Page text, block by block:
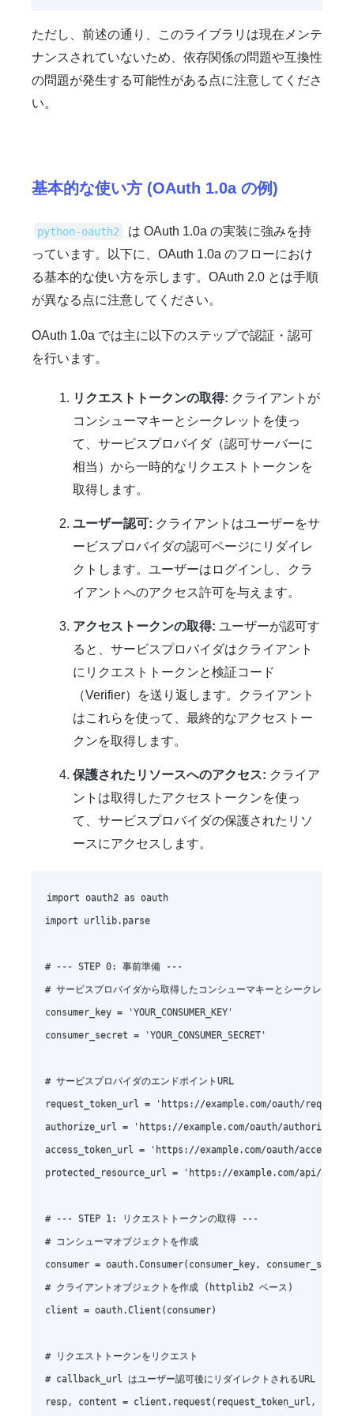
ただし、前述の通り、このライブラリは現在メンテ
ナンスされていないため、依存関係の問題や互換性
の問題が発生する可能性がある点に注意してくださ
い。
基本的な使い方 (OAuth 1.0a の例)
python-oauth2
は OAuth 1.0a の実装に強みを持
っています。以下に、OAuth 1.0a のフローにおけ
る基本的な使い方を示します。OAuth 2.0 とは手順
が異なる点に注意してください。
OAuth 1.0a では主に以下のステップで認証・認可
を行います。
リクエストトークンの取得: クライアントが
コンシューマキーとシークレットを使っ
て、サービスプロバイダ（認可サーバーに
相当）から一時的なリクエストトークンを
取得します。
ユーザー認可: クライアントはユーザーをサ
ービスプロバイダの認可ページにリダイレ
クトします。ユーザーはログインし、クラ
イアントへのアクセス許可を与えます。
アクセストークンの取得: ユーザーが認可す
ると、サービスプロバイダはクライアント
にリクエストトークンと検証コード
（Verifier）を送り返します。クライアント
はこれらを使って、最終的なアクセストー
クンを取得します。
保護されたリソースへのアクセス: クライア
ントは取得したアクセストークンを使っ
て、サービスプロバイダの保護されたリソ
ースにアクセスします。
import oauth2 as oauth
import urllib.parse
# --- STEP 0: 事前準備 ---
# サービスプロバイダから取得したコンシューマキーとシークレット
consumer_key = 'YOUR_CONSUMER_KEY'
consumer_secret = 'YOUR_CONSUMER_SECRET'
# サービスプロバイダのエンドポイントURL
request_token_url = 'https://example.com/oauth/
authorize_url = 'https://example.com/oauth/authorize'
access_token_url = 'https://example.com/oauth/
protected_resource_url = 'https://example.com/api/
# --- STEP 1: リクエストトークンの取得 ---
# コンシューマオブジェクトを作成
consumer = oauth.Consumer(consumer_key, consumer_secret)
# クライアントオブジェクトを作成 (httplib2 ベース)
client = oauth.Client(consumer)
# リクエストトークンをリクエスト
# callback_url はユーザー認可後にリダイレクトされるURL
resp, content = client.request(request_token_url, "POST",